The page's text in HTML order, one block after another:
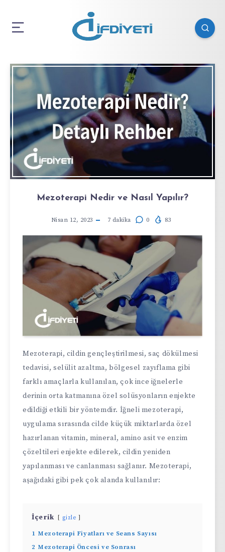
Mezoterapi Nedir ve Nasıl Yapılır?
Nisan 12, 2023 7 dakika 0 83
Mezoterapi, cildin gençleştirilmesi, saç dökülmesi
tedavisi, selülit azaltma, bölgesel zayıflama gibi
farklı amaçlarla kullanılan, çok ince iğnelerle
derinin orta katmanına özel solüsyonların enjekte
edildiği etkili bir yöntemdir. İğneli mezoterapi,
uygulama sırasında cilde küçük miktarlarda özel
hazırlanan vitamin, mineral, amino asit ve enzim
çözeltileri enjekte edilerek, cildin yeniden
yapılanması ve canlanması sağlanır. Mezoterapi,
aşağıdaki gibi pek çok alanda kullanılır:
İçerik gizle
1 Mezoterapi Fiyatları ve Seans Sayısı
2 Mezoterapi Öncesi ve Sonrası